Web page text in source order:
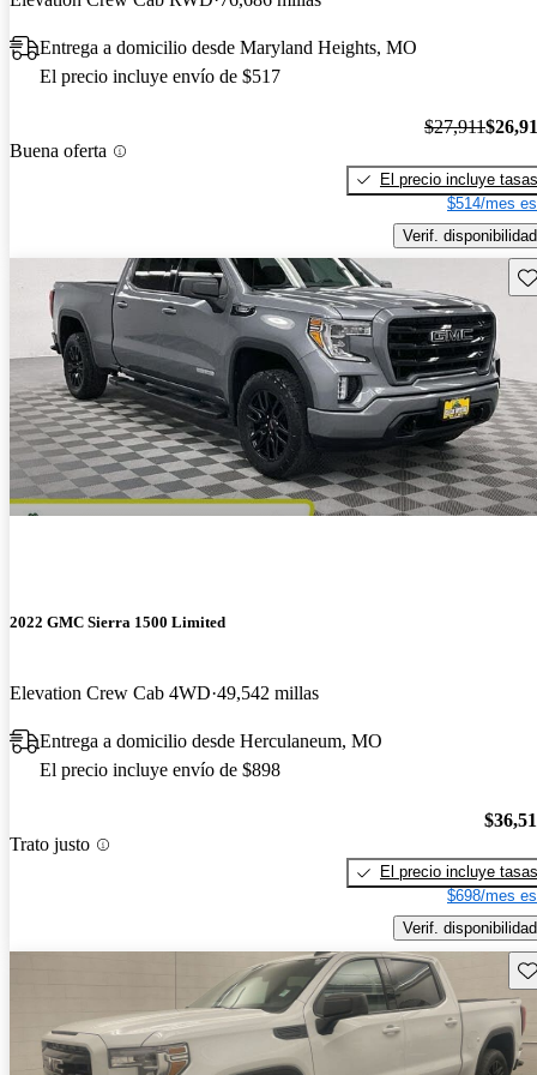
Entrega a domicilio desde Maryland Heights, MO
El precio incluye envío de $517
Buena oferta
$27,911
El precio incluye tasas
$514/mes
Verif. disponibilidad
2022 GMC Sierra 1500 Limited
Elevation Crew Cab 4WD 49,542 millas
Entrega a domicilio desde Herculaneum, MO
El precio incluye envío de $898
Trato justo
El precio incluye tasas
$698/mes
Verif. disponibilidad